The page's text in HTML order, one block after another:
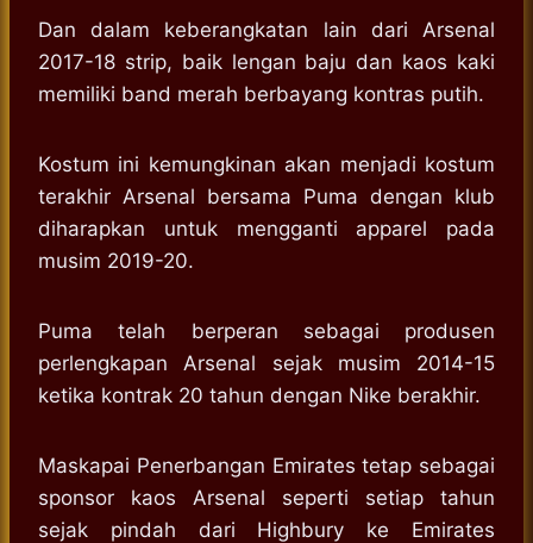
Dan dalam keberangkatan lain dari Arsenal
2017-18 strip, baik lengan baju dan kaos kaki
memiliki band merah berbayang kontras putih.
Kostum ini kemungkinan akan menjadi kostum
terakhir Arsenal bersama Puma dengan klub
diharapkan untuk mengganti apparel pada
musim 2019-20.
Puma telah berperan sebagai produsen
perlengkapan Arsenal sejak musim 2014-15
ketika kontrak 20 tahun dengan Nike berakhir.
Maskapai Penerbangan Emirates tetap sebagai
sponsor kaos Arsenal seperti setiap tahun
sejak pindah dari Highbury ke Emirates